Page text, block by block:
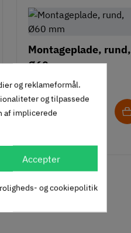
Montageplade, rund,
Ø60 mm
634.15.070
63,10 Inkl. moms
og reklameformål.
og tilpassede
af implicerede
Accepter
og cookiepolitik